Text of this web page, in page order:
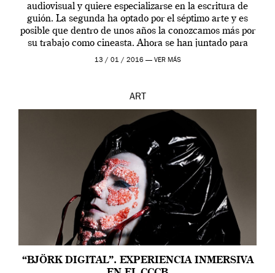
audiovisual y quiere especializarse en la escritura de
guión. La segunda ha optado por el séptimo arte y es
posible que dentro de unos años la conozcamos más por
su trabajo como cineasta. Ahora se han juntado para
contarnos una […]
13 / 01 / 2016 — VER MÁS
ART
“BJÖRK DIGITAL”. EXPERIENCIA INMERSIVA